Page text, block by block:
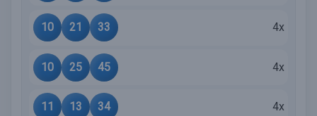
10 21 33 4x
10 25 45 4x
11 13 34 4x